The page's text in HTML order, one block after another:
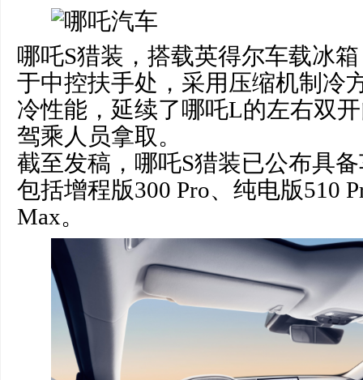
哪吒S猎装，搭载英得尔车载冰
于中控扶手处，采用压缩机制冷
冷性能，延续了哪吒L的左右双
驾乘人员拿取。
截至发稿，哪吒S猎装已公布具
包括增程版300 Pro、纯电版510
Max。